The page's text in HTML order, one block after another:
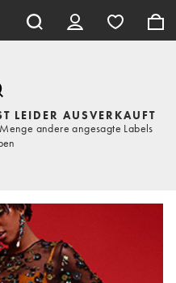
LEIDER AUSVERKAUFT
andere angesagte Labels